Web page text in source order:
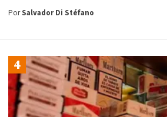
PorSalvador Di Stéfano